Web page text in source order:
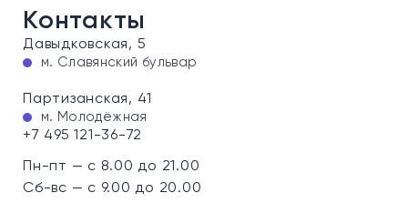
Контакты
Давыдковская, 5
м. Славянский бульвар
Партизанская, 41
м. Молодёжная
+7 495 121-36-72
Пн-пт — с 8.00 до 21.00
Сб-вс — с 9.00 до 20.00